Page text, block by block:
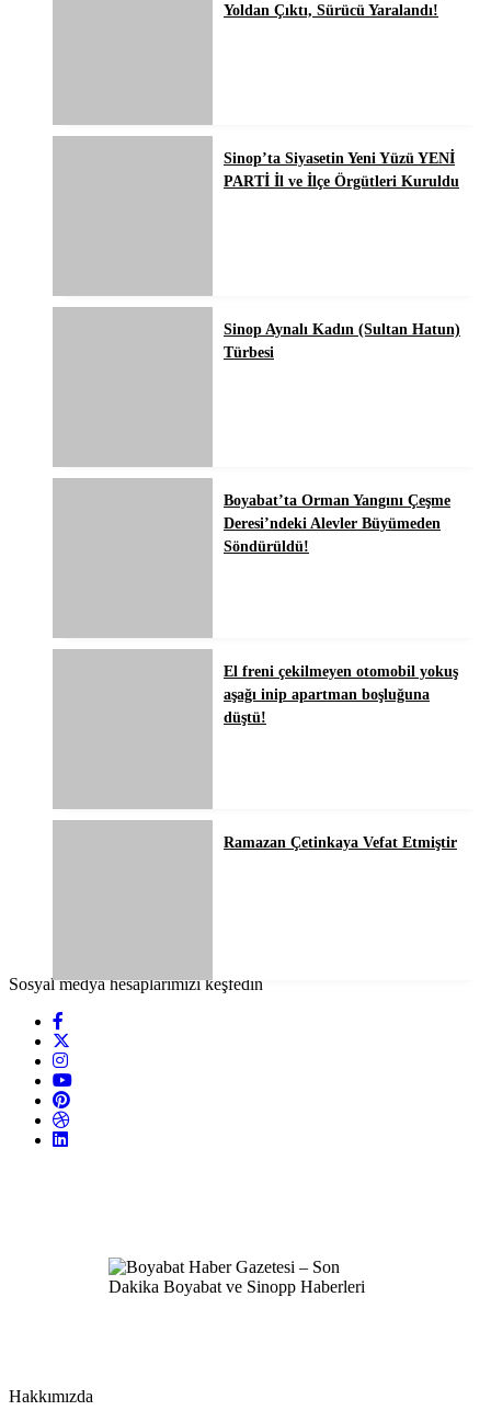
Yoldan Çıktı, Sürücü Yaralandı!
Sinop’ta Siyasetin Yeni Yüzü YENİ
PARTİ İl ve İlçe Örgütleri Kuruldu
Sinop Aynalı Kadın (Sultan Hatun)
Türbesi
Boyabat’ta Orman Yangını Çeşme
Deresi’ndeki Alevler Büyümeden
Söndürüldü!
El freni çekilmeyen otomobil yokuş
aşağı inip apartman boşluğuna
düştü!
Ramazan Çetinkaya Vefat Etmiştir
Sosyal medya hesaplarımızı keşfedin
Hakkımızda